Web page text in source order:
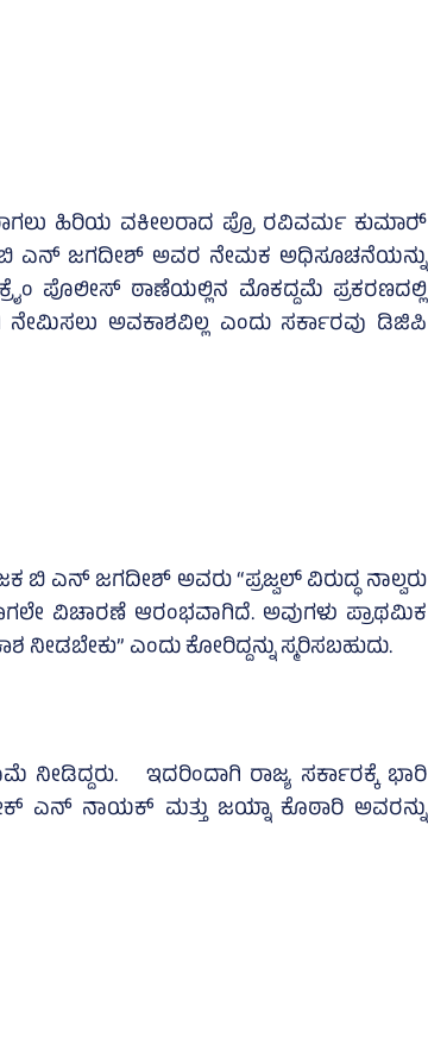
ಹಿರಿಯ ವಕೀಲರಾದ ಪ್ರೊ ರವಿವರ್ಮ ಕುಮಾರ್‍‌
ಬಿ ಎನ್ ಜಗದೀಶ್‌ ಅವರ ನೇಮಕ ಅಧಿಸೂಚನೆಯನ್ನು
ಪೊಲೀಸ್‌ ಠಾಣೆಯಲ್ಲಿನ ಮೊಕದ್ದಮೆ ಪ್ರಕರಣದಲ್ಲಿ
ಅವಕಾಶವಿಲ್ಲ ಎಂದು ಸರ್ಕಾರವು ಡಿಜಿಪಿ
ಬಿ ಎನ್‌ ಜಗದೀಶ್‌ ಅವರು “ಪ್ರಜ್ವಲ್‌ ವಿರುದ್ಧ ನಾಲ್ವರು
ವಿಚಾರಣೆ ಆರಂಭವಾಗಿದೆ. ಅವುಗಳು ಪ್ರಾಥಮಿಕ
ನೀಡಬೇಕು” ಎಂದು ಕೋರಿದ್ದನ್ನು ಸ್ಮರಿಸಬಹುದು.
ನೀಡಿದ್ದರು. ಇದರಿಂದಾಗಿ ರಾಜ್ಯ ಸರ್ಕಾರಕ್ಕೆ ಭಾರಿ
ಎನ್ ನಾಯಕ್ ಮತ್ತು ಜಯ್ನಾ ಕೊಠಾರಿ ಅವರನ್ನು